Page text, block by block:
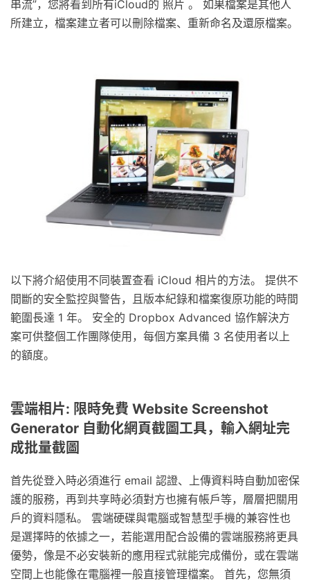
串流”，您將看到所有iCloud的 照片 。 如果檔案是其他人
所建立，檔案建立者可以刪除檔案、重新命名及還原檔案。
以下將介紹使用不同裝置查看 iCloud 相片的方法。 提供不
間斷的安全監控與警告，且版本紀錄和檔案復原功能的時間
範圍長達 1 年。 安全的 Dropbox Advanced 協作解決方
案可供整個工作團隊使用，每個方案具備 3 名使用者以上
的額度。
雲端相片: 限時免費 Website Screenshot
Generator 自動化網頁截圖工具，輸入網址完
成批量截圖
首先從登入時必須進行 email 認證、上傳資料時自動加密保
護的服務，再到共享時必須對方也擁有帳戶等，層層把關用
戶的資料隱私。 雲端硬碟與電腦或智慧型手機的兼容性也
是選擇時的依據之一，若能選用配合設備的雲端服務將更具
優勢，像是不必安裝新的應用程式就能完成備份，或在雲端
空間上也能像在電腦裡一般直接管理檔案。 首先，您無須